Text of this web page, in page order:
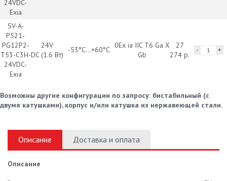
24VDC-
Exia
SV-A-
P521-
PG12P2-
T53-C3H-
24VDC-
Exia
24V
DC (1.6 Вт)
-53°С...+60°С 0Ex ia IIC T6 Ga X
Gb
27
274 р.
Возможны другие конфигурации по запросу: бистабильный (с
двумя катушками), корпус и/или катушка из нержавеющей стали.
Описание Доставка и оплата
Описание